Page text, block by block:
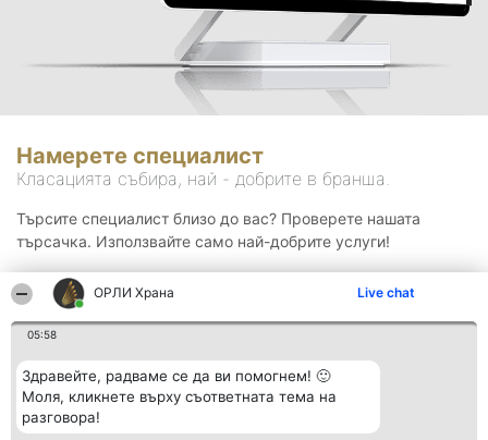
ОРЛИ Храна Live chat
05:58
Здравейте, радваме се да ви помогнем! 🙂
Моля, кликнете върху съответната тема на
разговора!
Намерете специалист
Класацията събира, най - добрите в бранша.
Търсите специалист близо до вас? Проверете нашата
търсачка. Използвайте само най-добрите услуги!